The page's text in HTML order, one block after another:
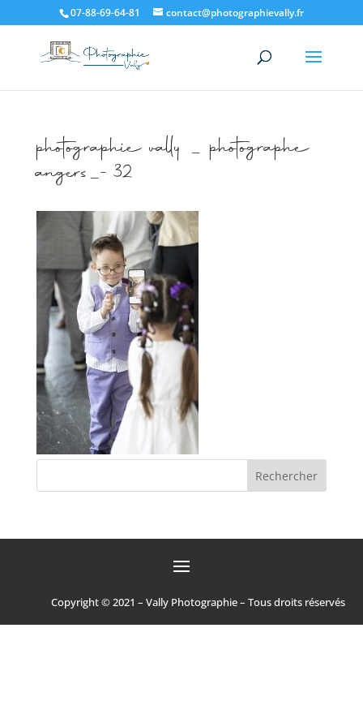
07-88-69-64-81 contact@photographievally.fr
photographie vally _ photographe
angers_-32
Copyright © 2021 – Vally Photographie – Tous droits réservés